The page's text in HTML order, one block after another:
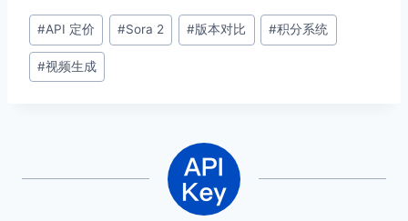
文
章
标
#API 定价 #Sora 2 #版本对比 #积分系统
#视频生成